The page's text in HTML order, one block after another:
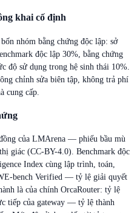
khai cố định
nhóm bằng chứng độc lập: sở
độc lập 30%, bằng chứng
độ sử dụng trong hệ sinh thái 10%.
chỉnh sửa biên tập, không trả phí
cung cấp.
của LMArena — phiếu bầu mù
giác (CC-BY-4.0). Benchmark độc
Index cùng lập trình, toán,
bench Verified — tỷ lệ giải quyết
là của chính OrcaRouter: tỷ lệ
tiếp của gateway — tỷ lệ thành